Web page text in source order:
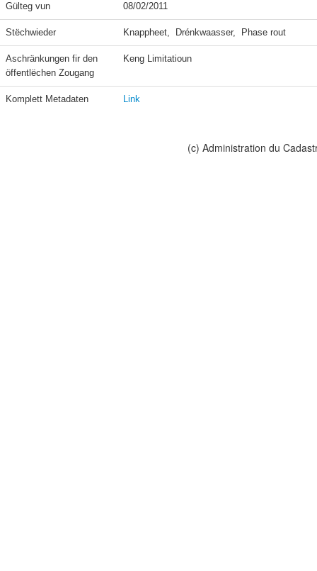
Gülteg vun 08/02/2011
Stëchwieder Knappheet,  Drénkwaasser,  Phase rout
Aschränkungen fir den
öffentlëchen Zougang
Keng Limitatioun
Komplett Metadaten Link
(c) Administration du